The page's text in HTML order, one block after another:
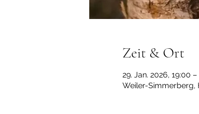
Zeit & Ort
29. Jan. 2026, 19:00 –
Weiler-Simmerberg,